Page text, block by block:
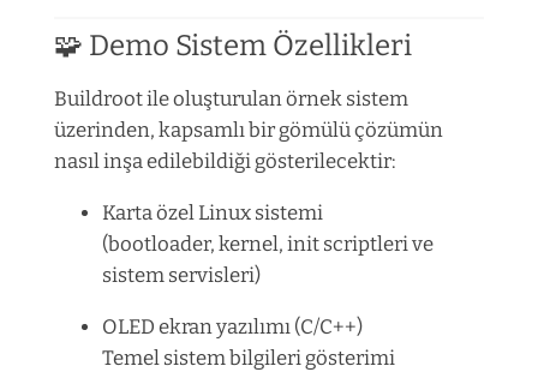
🧩 Demo Sistem Özellikleri
Buildroot ile oluşturulan örnek sistem
üzerinden, kapsamlı bir gömülü çözümün
nasıl inşa edilebildiği gösterilecektir:
Karta özel Linux sistemi
(bootloader, kernel, init scriptleri ve
sistem servisleri)
OLED ekran yazılımı (C/C++)
Temel sistem bilgileri gösterimi